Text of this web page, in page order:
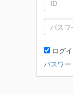
ログ
パスワ